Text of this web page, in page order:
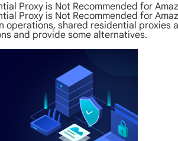
Proxy is Not Recommended for
Proxy is Not Recommended for
operations, shared residential
and provide some alternatives.